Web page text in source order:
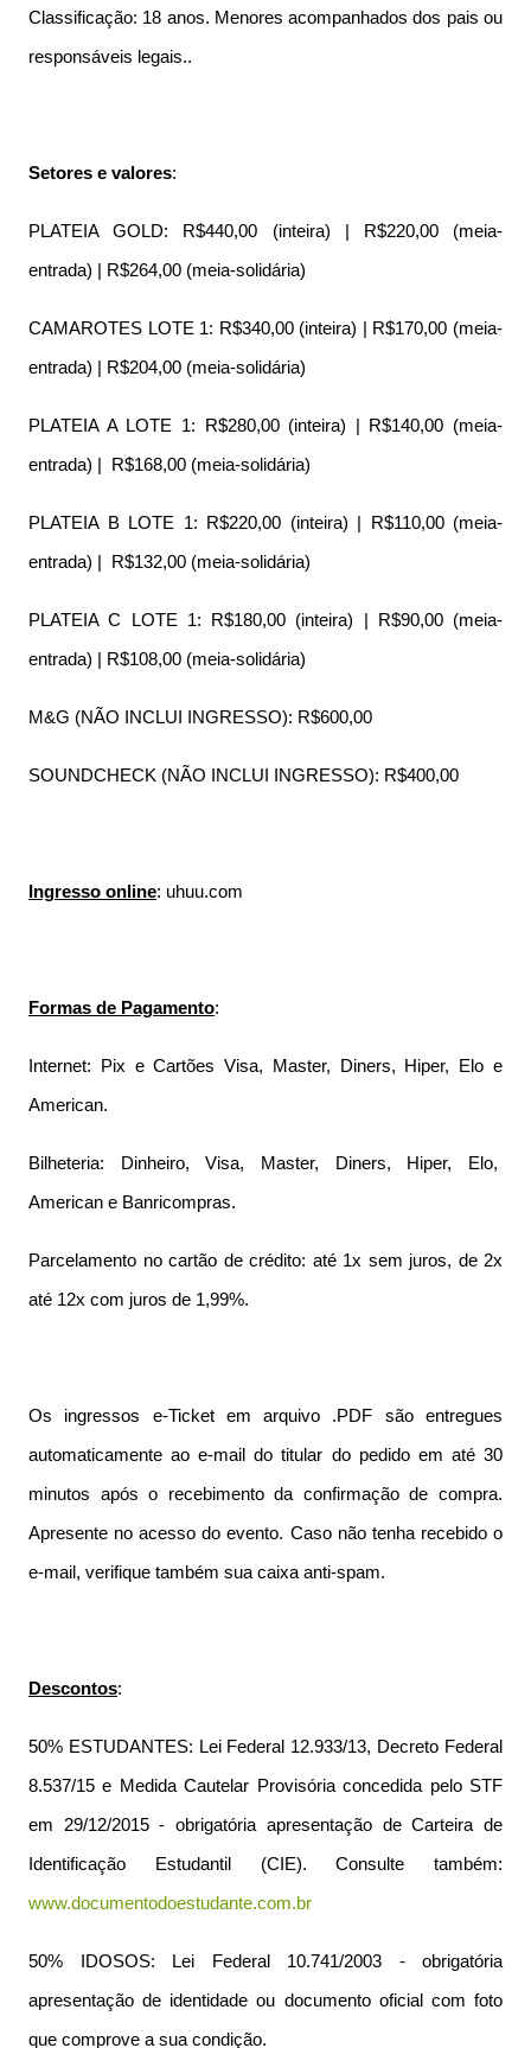
Classificação: 18 anos. Menores acompanhados dos pais ou
responsáveis legais..
Setores e valores:
PLATEIA GOLD: R$440,00 (inteira) | R$220,00 (meia-
entrada) | R$264,00 (meia-solidária)
CAMAROTES LOTE 1: R$340,00 (inteira) | R$170,00 (meia-
entrada) | R$204,00 (meia-solidária)
PLATEIA A LOTE 1: R$280,00 (inteira) | R$140,00 (meia-
entrada) | R$168,00 (meia-solidária)
PLATEIA B LOTE 1: R$220,00 (inteira) | R$110,00 (meia-
entrada) | R$132,00 (meia-solidária)
PLATEIA C LOTE 1: R$180,00 (inteira) | R$90,00 (meia-
entrada) | R$108,00 (meia-solidária)
M&G (NÃO INCLUI INGRESSO): R$600,00
SOUNDCHECK (NÃO INCLUI INGRESSO): R$400,00
Ingresso online: uhuu.com
Formas de Pagamento:
Internet: Pix e Cartões Visa, Master, Diners, Hiper, Elo e
American.
Bilheteria: Dinheiro, Visa, Master, Diners, Hiper, Elo,
American e Banricompras.
Parcelamento no cartão de crédito: até 1x sem juros, de 2x
até 12x com juros de 1,99%.
Os ingressos e-Ticket em arquivo .PDF são entregues
automaticamente ao e-mail do titular do pedido em até 30
minutos após o recebimento da confirmação de compra.
Apresente no acesso do evento. Caso não tenha recebido o
e-mail, verifique também sua caixa anti-spam.
Descontos:
50% ESTUDANTES: Lei Federal 12.933/13, Decreto Federal
8.537/15 e Medida Cautelar Provisória concedida pelo STF
em 29/12/2015 - obrigatória apresentação de Carteira de
Identificação Estudantil (CIE). Consulte também:
www.documentodoestudante.com.br
50% IDOSOS: Lei Federal 10.741/2003 - obrigatória
apresentação de identidade ou documento oficial com foto
que comprove a sua condição.